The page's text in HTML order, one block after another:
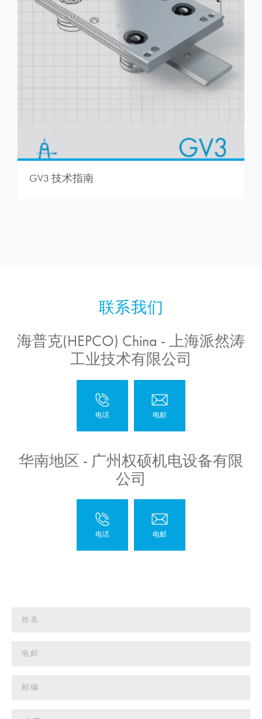
GV3 技术指南
海普克(HEPCO) China - 上海派然涛
工业技术有限公司
华南地区 - 广州权硕机电设备有限
公司